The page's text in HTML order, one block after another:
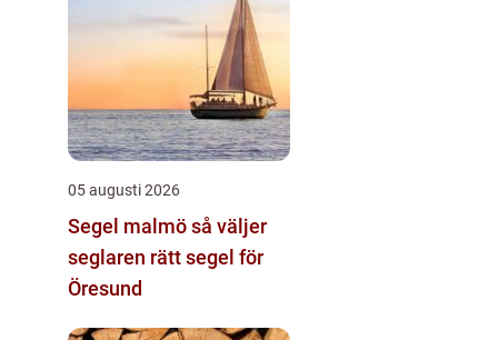
05 augusti 2026
Segel malmö så väljer
seglaren rätt segel för
Öresund